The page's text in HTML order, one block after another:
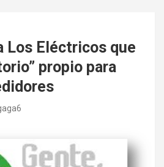
Los Eléctricos que
propio para